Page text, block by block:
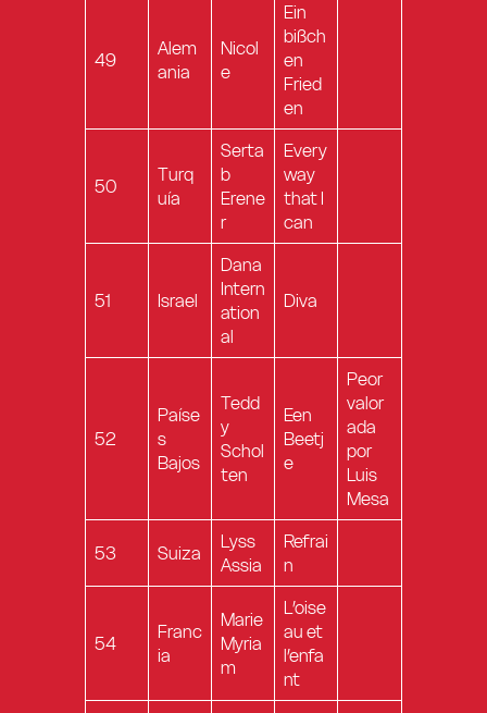
49
Alem
ania
Nicol
e
Ein
bißch
en
Fried
en
50
Turq
uía
Serta
b
Erene
r
Every
way
that I
can
51 Israel
Dana
Intern
ation
al
Diva
52
Paíse
s
Bajos
Tedd
y
Schol
ten
Een
Beetj
e
Peor
valor
ada
por
Luis
Mesa
53 Suiza
Lyss
Assia
Refrai
n
54
Franc
ia
Marie
Myria
m
L’oise
au et
l’enfa
nt